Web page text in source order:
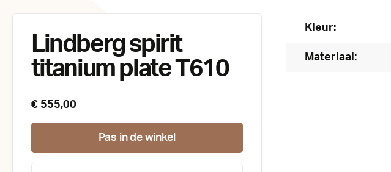
Lindberg spirit
titanium plate T610
€ 555,00
Pas in de winkel
Kleur:
Materiaal: